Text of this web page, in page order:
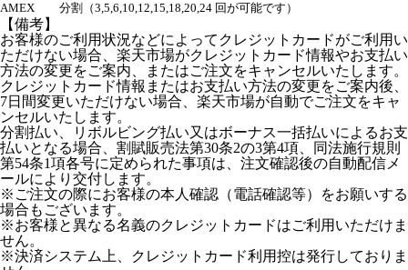
AMEX
分割（3,5,6,10,12,15,18,20,24 回が可能です）
【備考】
お客様のご利用状況などによってクレジットカードがご利用い
ただけない場合、楽天市場がクレジットカード情報やお支払い
方法の変更をご案内、またはご注文をキャンセルいたします。
クレジットカード情報またはお支払い方法の変更をご案内後、
7日間変更いただけない場合、楽天市場が自動でご注文をキャ
ンセルいたします。
分割払い、リボルビング払い又はボーナス一括払いによるお支
払いとなる場合、割賦販売法第30条2の3第4項、同法施行規則
第54条1項各号に定められた事項は、注文確認後の自動配信メ
ールにより交付します。
※ご注文の際にお客様の本人確認（電話確認等）をお願いする
場合もございます。
※お客様と異なる名義のクレジットカードはご利用いただけま
せん。
※決済システム上、クレジットカード利用控は発行しておりま